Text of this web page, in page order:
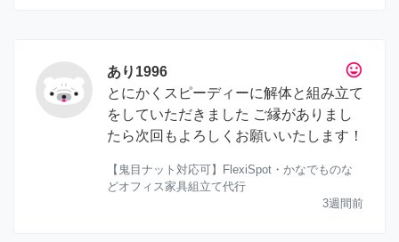
tag_faces
あり1996
とにかくスピーディーに解体と組み立て
をしていただきました ご縁がありまし
たら次回もよろしくお願いいたします！
【鬼目ナット対応可】FlexiSpot・かなでものな
どオフィス家具組立て代行
3週間前